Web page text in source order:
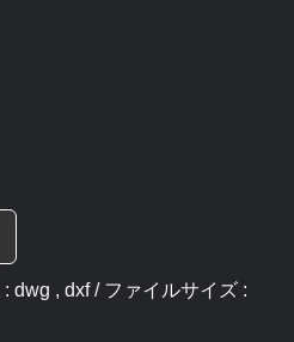
dwg , dxf / ファイルサイズ :